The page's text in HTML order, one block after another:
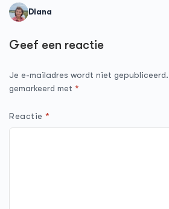
Diana
Geef een reactie
Je e-mailadres wordt niet gepubliceerd.
gemarkeerd met *
Reactie*